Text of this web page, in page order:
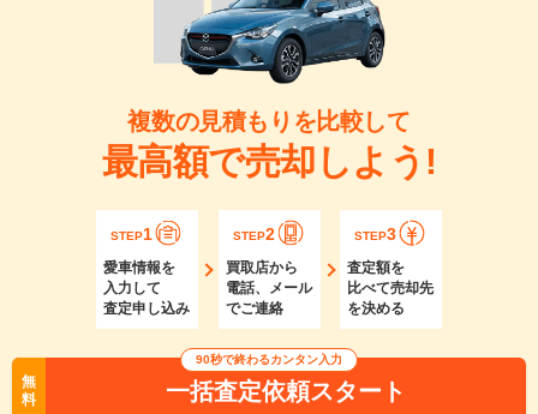
複数の見積もりを比較して
最高額で売却しよう!
STEP1
愛車情報を
入力して
査定申し込み
STEP2
買取店から
電話、メール
でご連絡
STEP3
査定額を
比べて売却先
を決める
無
料
90秒で終わるカンタン入力
一括査定依頼スタート